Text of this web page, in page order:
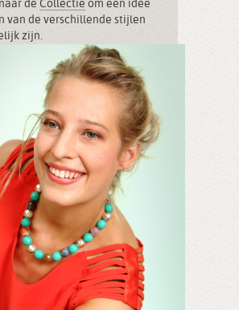
de Collectie om een idee
van de verschillende stijlen
zijn.